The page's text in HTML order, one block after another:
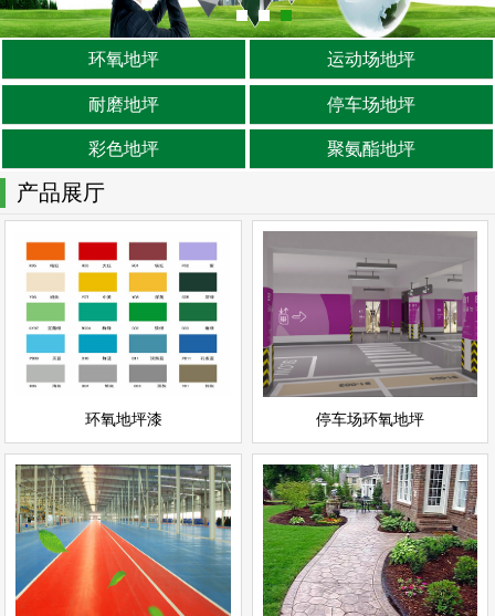
环氧地坪 运动场地坪
耐磨地坪 停车场地坪
彩色地坪 聚氨酯地坪
产品展厅
环氧地坪漆
环氧地坪漆
环氧地坪
立即询问
停车场环氧地坪
停车场环氧地坪
停车场地坪
查看详情
立即询问
聚氨酯超耐磨环氧地坪
聚氨酯地坪
立即询问
压花地坪
彩色地坪
查看详情
立即询问